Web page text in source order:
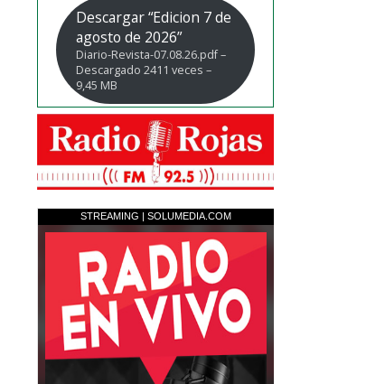
Descargar “Edicion 7 de
agosto de 2026”
Diario-Revista-07.08.26.pdf –
Descargado 2411 veces –
9,45 MB